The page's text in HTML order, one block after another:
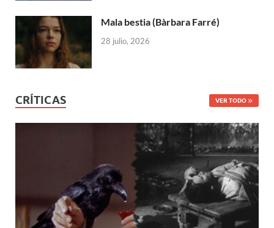
Mala bestia (Bàrbara Farré)
28 julio, 2026
CRÍTICAS VER TODO